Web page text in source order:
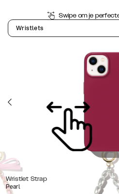
Swipe om je
Wristlets
Wristlet Strap
Pearl